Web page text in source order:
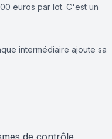
euros par lot. C'est un
intermédiaire ajoute sa